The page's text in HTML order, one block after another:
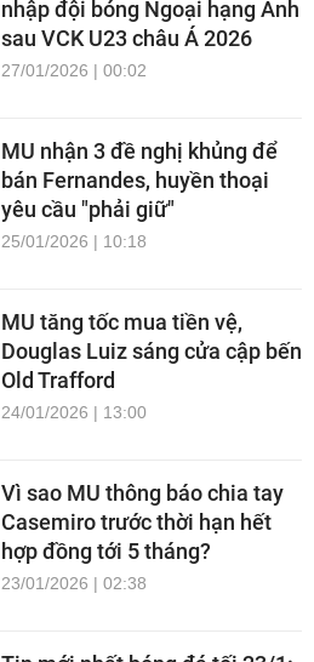
nhập đội bóng Ngoại hạng Anh
sau VCK U23 châu Á 2026
27/01/2026 | 00:02
MU nhận 3 đề nghị khủng để
bán Fernandes, huyền thoại
yêu cầu "phải giữ"
25/01/2026 | 10:18
MU tăng tốc mua tiền vệ,
Douglas Luiz sáng cửa cập bến
Old Trafford
24/01/2026 | 13:00
Vì sao MU thông báo chia tay
Casemiro trước thời hạn hết
hợp đồng tới 5 tháng?
23/01/2026 | 02:38